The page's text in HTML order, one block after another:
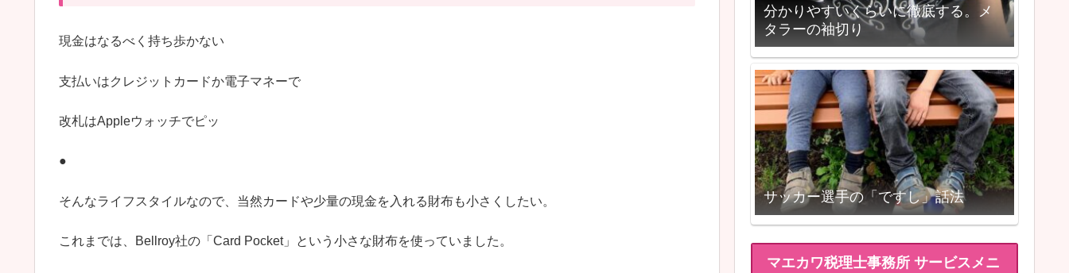
現金はなるべく持ち歩かない
支払いはクレジットカードか電子マネーで
改札はAppleウォッチでピッ
●
そんなライフスタイルなので、当然カードや少量の現金を入れる財布も小さくしたい。
これまでは、Bellroy社の「Card Pocket」という小さな財布を使っていました。
分かりやすいくらいに徹底する。メ
タラーの袖切り
サッカー選手の「ですし」話法
マエカワ税理士事務所 サービスメニ